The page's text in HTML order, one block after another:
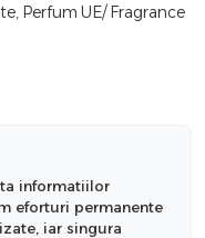
Perfum UE/ Fragrance
informatiilor
eforturi permanente
iar singura